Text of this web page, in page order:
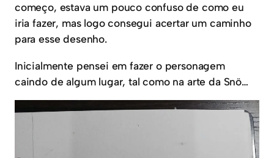
começo, estava um pouco confuso de como eu
iria fazer, mas logo consegui acertar um caminho
para esse desenho.
Inicialmente pensei em fazer o personagem
caindo de algum lugar, tal como na arte da Snö…